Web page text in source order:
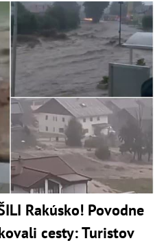
Rakúsko! Povodne
cesty: Turistov